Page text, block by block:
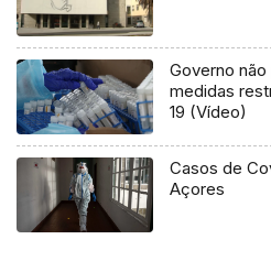
Governo
medidas
19 (Vídeo)
Casos de
Açores